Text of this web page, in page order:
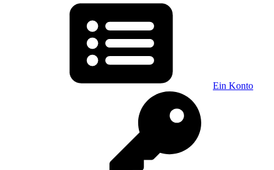
Ein Konto